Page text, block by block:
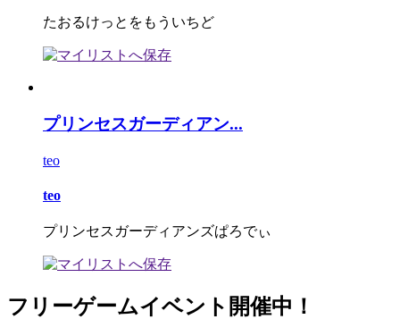
たおるけっとをもういちど
プリンセスガーディアン...
teo
teo
プリンセスガーディアンズぱろでぃ
フリーゲームイベント開催中！